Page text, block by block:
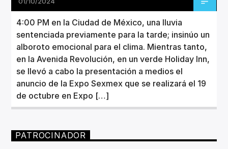
4:00 PM en la Ciudad de México, una lluvia
sentenciada previamente para la tarde; insinúo un
alboroto emocional para el clima. Mientras tanto,
en la Avenida Revolución, en un verde Holiday Inn,
se llevó a cabo la presentación a medios el
anuncio de la Expo Sexmex que se realizará el 19
de octubre en Expo […]
PATROCINADOR